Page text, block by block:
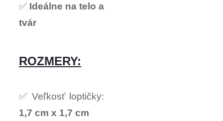
✅ Ideálne na telo a
tvár
ROZMERY:
✅ Veľkosť loptičky:
1,7 cm x 1,7 cm